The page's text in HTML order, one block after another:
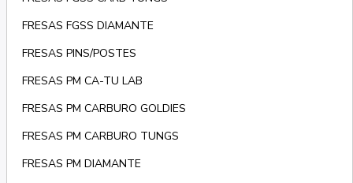
FRESAS FGSS DIAMANTE
FRESAS PINS/POSTES
FRESAS PM CA-TU LAB
FRESAS PM CARBURO GOLDIES
FRESAS PM CARBURO TUNGS
FRESAS PM DIAMANTE